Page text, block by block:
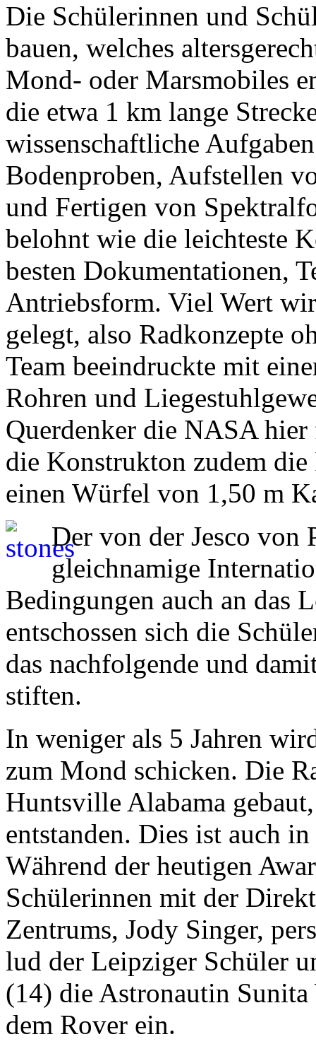
Die Schülerinnen und
bauen, welches
Mond- oder Marsmobiles
die etwa 1 km lange
wissenschaftliche
Bodenproben, Aufstellen
und Fertigen von
belohnt wie die leichteste
besten Dokumentationen,
Antriebsform. Viel Wert
gelegt, also Radkonzepte
Team beeindruckte mit
Rohren und
Querdenker die NASA
die Konstrukton zudem
einen Würfel von 1,50 m
Der von der Jesco von
gleichnamige
Bedingungen auch an das
entschossen sich die
das nachfolgende und
stiften.
In weniger als 5 Jahren
zum Mond schicken. Die
Huntsville Alabama
entstanden. Dies ist auch
Während der heutigen
Schülerinnen mit der
Zentrums, Jody Singer,
lud der Leipziger Schüler
(14) die Astronautin
dem Rover ein.